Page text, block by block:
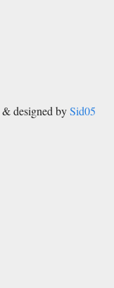
& designed bySid05